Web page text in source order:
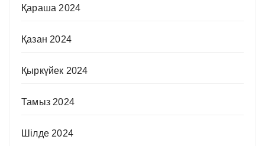
Қараша 2024
Қазан 2024
Қыркүйек 2024
Тамыз 2024
Шілде 2024